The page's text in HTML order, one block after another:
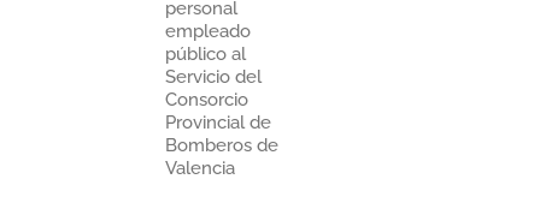
personal
empleado
público al
Servicio del
Consorcio
Provincial de
Bomberos de
Valencia